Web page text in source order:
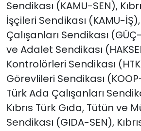
Sendikası (KAMU-SEN),
İşçileri Sendikası (KAMU-
Çalışanları Sendikası
ve Adalet Sendikası
Kontrolörleri Sendikası
Görevlileri Sendikası
Türk Ada Çalışanları
Kıbrıs Türk Gıda, Tütün ve
Sendikası (GIDA-SEN),